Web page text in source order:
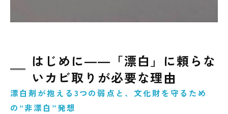
はじめに――「漂白」に頼らな
いカビ取りが必要な理由
漂白剤が抱える3つの弱点と、文化財を守るため
の“非漂白”発想